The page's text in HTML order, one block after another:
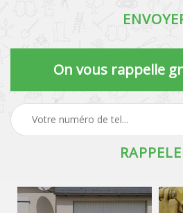
On vous rappelle